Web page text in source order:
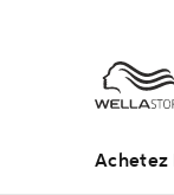
Achetez